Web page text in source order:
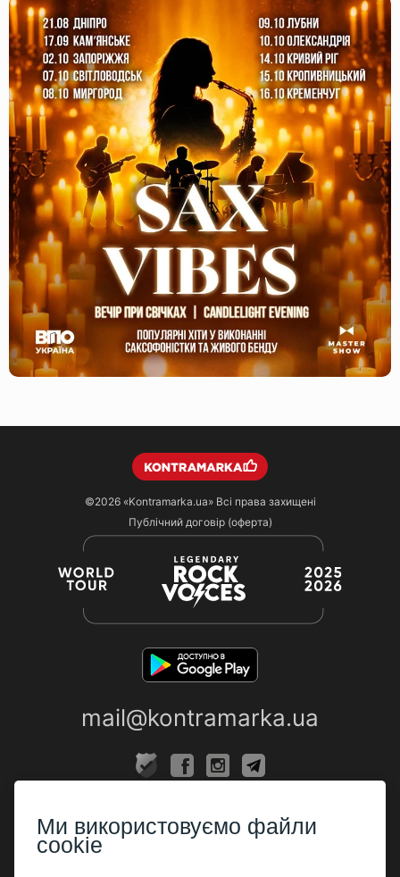
©2026 «Kontramarka.ua»Всі права захищені
Публічний договір (оферта)
mail@kontramarka.ua
Каси
Ми використовуємо файли
cookie